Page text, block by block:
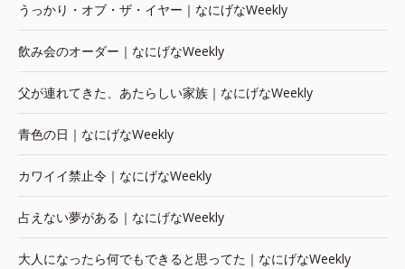
うっかり・オブ・ザ・イヤー｜なにげなWeekly
飲み会のオーダー｜なにげなWeekly
父が連れてきた、あたらしい家族｜なにげなWeekly
青色の日｜なにげなWeekly
カワイイ禁止令｜なにげなWeekly
占えない夢がある｜なにげなWeekly
大人になったら何でもできると思ってた｜なにげなWeekly